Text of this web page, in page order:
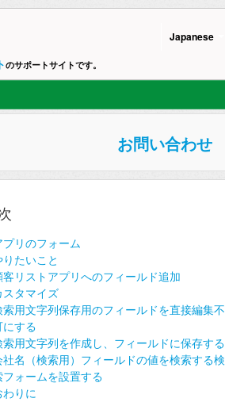
のサポートサイトです。
Japanese
お問い合わせ
プリのフォーム
りたいこと
客リストアプリへのフィールド追加
スタマイズ
索用文字列保存用のフィールドを直接編集不
にする
索用文字列を作成し、フィールドに保存する
社名（検索用）フィールドの値を検索する検
フォームを設置する
わりに